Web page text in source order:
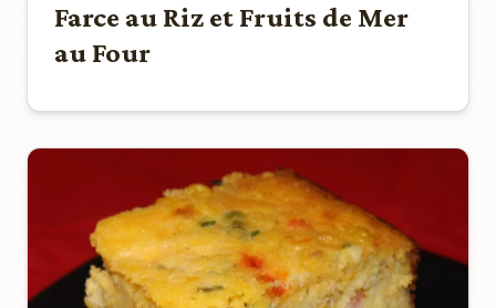
Farce au Riz et Fruits de Mer
au Four